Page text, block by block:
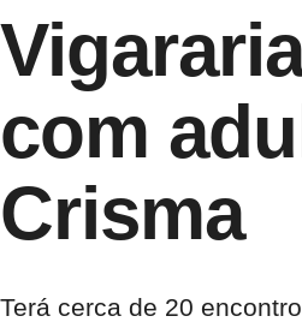
com
Crisma
Terá cerca de 20